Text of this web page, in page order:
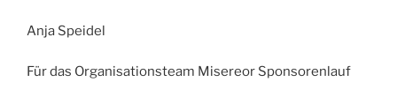
Anja Speidel
Für das Organisationsteam Misereor Sponsorenlauf